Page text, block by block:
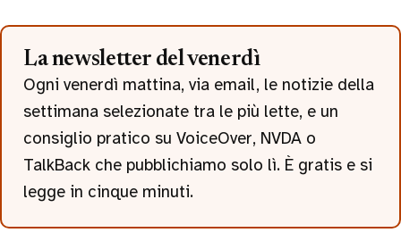
La newsletter del venerdì
Ogni venerdì mattina, via email, le notizie della
settimana selezionate tra le più lette, e un
consiglio pratico su VoiceOver, NVDA o
TalkBack che pubblichiamo solo lì. È gratis e si
legge in cinque minuti.